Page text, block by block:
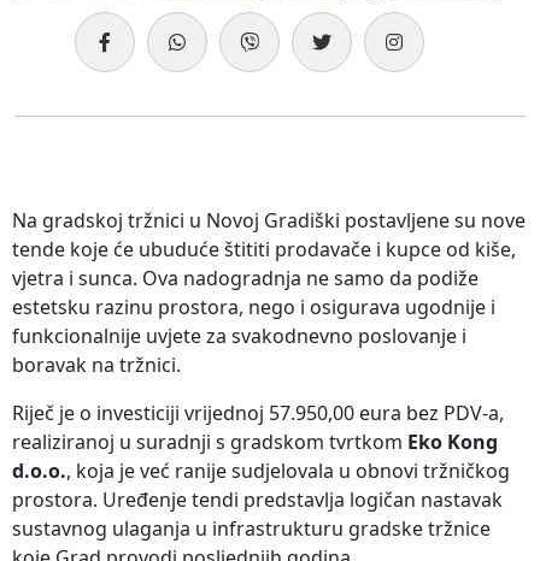
Na gradskoj tržnici u Novoj Gradiški postavljene su nove
tende koje će ubuduće štititi prodavače i kupce od kiše,
vjetra i sunca. Ova nadogradnja ne samo da podiže
estetsku razinu prostora, nego i osigurava ugodnije i
funkcionalnije uvjete za svakodnevno poslovanje i
boravak na tržnici.
Riječ je o investiciji vrijednoj 57.950,00 eura bez PDV-a,
realiziranoj u suradnji s gradskom tvrtkom Eko Kong
d.o.o., koja je već ranije sudjelovala u obnovi tržničkog
prostora. Uređenje tendi predstavlja logičan nastavak
sustavnog ulaganja u infrastrukturu gradske tržnice